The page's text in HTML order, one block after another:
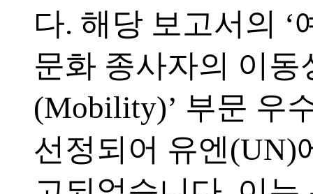
다. 해당 보고서의 ‘
문화 종사자의 이동
(Mobility)’ 부문 우
선정되어 유엔(UN)